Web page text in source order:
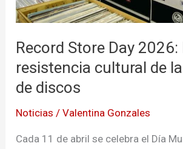
Record Store Day 2026:
resistencia cultural de
de discos
Noticias /Valentina Gonzales
Cada 11 de abril se celebra el Día
de
tiendas
de
discos